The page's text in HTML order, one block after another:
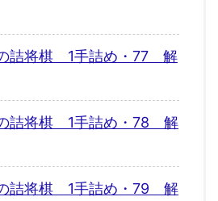
詰将棋 1手詰め・77 解
詰将棋 1手詰め・78 解
詰将棋 1手詰め・79 解